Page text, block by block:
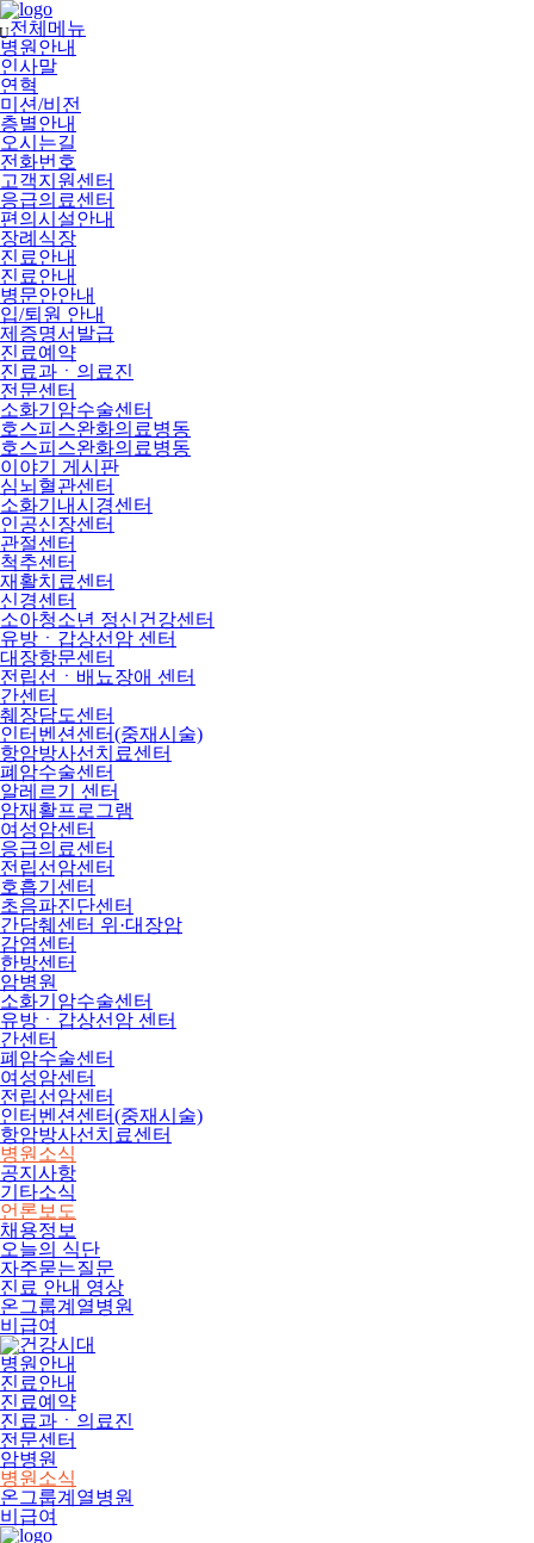
메
뉴
건
너
뛰
기
전체메뉴
병원안내
인사말
연혁
미션/비전
층별안내
오시는길
전화번호
고객지원센터
응급의료센터
편의시설안내
장례식장
진료안내
진료안내
병문안안내
입/퇴원 안내
제증명서발급
진료예약
진료과ㆍ의료진
전문센터
소화기암수술센터
호스피스완화의료병동
호스피스완화의료병동
이야기 게시판
심뇌혈관센터
소화기내시경센터
인공신장센터
관절센터
척추센터
재활치료센터
신경센터
소아청소년 정신건강센터
유방ㆍ갑상선암 센터
대장항문센터
전립선ㆍ배뇨장애 센터
간센터
췌장담도센터
인터벤션센터(중재시술)
항암방사선치료센터
폐암수술센터
알레르기 센터
암재활프로그램
여성암센터
응급의료센터
전립선암센터
호흡기센터
초음파진단센터
간담췌센터 위·대장암
감염센터
한방센터
암병원
소화기암수술센터
유방ㆍ갑상선암 센터
간센터
폐암수술센터
여성암센터
전립선암센터
인터벤션센터(중재시술)
항암방사선치료센터
병원소식
공지사항
기타소식
언론보도
채용정보
오늘의 식단
자주묻는질문
진료 안내 영상
온그룹계열병원
비급여
병원안내
진료안내
진료예약
진료과ㆍ의료진
전문센터
암병원
병원소식
온그룹계열병원
비급여